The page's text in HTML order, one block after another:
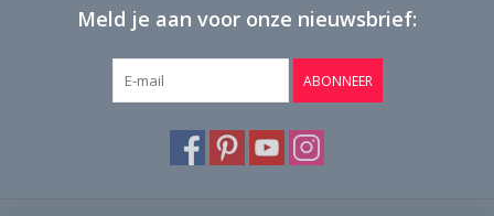
Meld je aan voor onze nieuwsbrief:
ABONNEER